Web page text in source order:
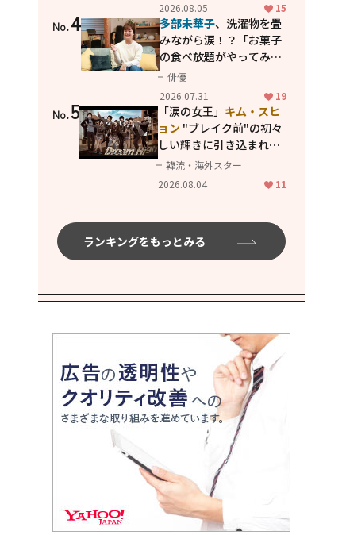
2026.08.05
15
No.4 多部未華子、洗濯物を畳
みながら涙！？「お菓子
の食べ放題がやってみた
い」ハンディファン4台の
暑さ対策も明かす
俳優
2026.07.31
19
No.5 「涙の女王」 キム・スヒ
ョン "ブレイク前"の初々
しい輝きに引き込まれ
る...2PM テギョン
共演の青春名作「ドリー
韓流・海外スター
2026.08.04
11
ランキングをもっとみる